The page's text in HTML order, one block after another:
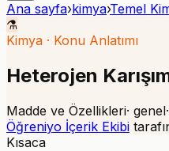
Ana sayfa›kimya›Temel
⚗️
Kimya · Konu Anlatımı
Heterojen
Madde ve Özellikleri· genel·
Öğreniyo İçerik Ekibi
Kısaca